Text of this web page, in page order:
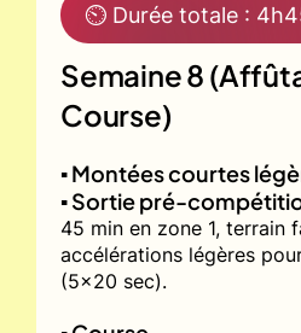
⏲ Durée totale :
Semaine 8
Course)
▪️ Montées courtes
▪️ Sortie pré-
45 min en zone 1, terrain
accélérations légères
(5x20 sec).